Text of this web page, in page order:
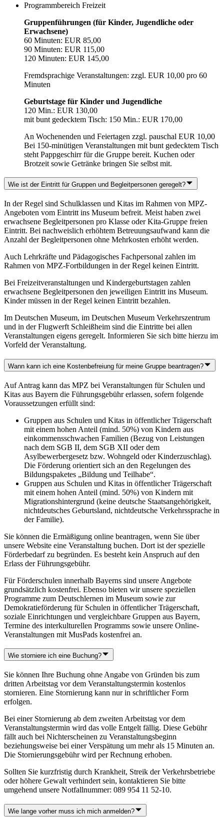
Programmbereich Freizeit
Gruppenführungen (für Kinder, Jugendliche oder
Erwachsene)
60 Minuten: EUR 85,00
90 Minuten: EUR 115,00
120 Minuten: EUR 145,00
Fremdsprachige Veranstaltungen: zzgl. EUR 10,00 pro 60
Minuten
Geburtstage für Kinder und Jugendliche
120 Min.: EUR 130,00
mit bunt gedecktem Tisch: 150 Min.: EUR 170,00
An Wochenenden und Feiertagen zzgl. pauschal EUR 10,00
Bei 150-minütigen Veranstaltungen mit bunt gedecktem Tisch
steht Pappgeschirr für die Gruppe bereit. Kuchen oder
Brotzeit sowie Getränke bringen Sie selbst mit.
Wie ist der Eintritt für Gruppen und Begleitpersonen geregelt?
In der Regel sind Schulklassen und Kitas im Rahmen von MPZ-
Angeboten vom Eintritt ins Museum befreit. Meist haben zwei
erwachsene Begleitpersonen pro Klasse oder Kita-Gruppe freien
Eintritt. Bei nachweislich erhöhtem Betreuungsaufwand kann die
Anzahl der Begleitpersonen ohne Mehrkosten erhöht werden.
Auch Lehrkräfte und Pädagogisches Fachpersonal zahlen im
Rahmen von MPZ-Fortbildungen in der Regel keinen Eintritt.
Bei Freizeitveranstaltungen und Kindergeburtstagen zahlen
erwachsene Begleitpersonen den jeweiligen Eintritt ins Museum.
Kinder müssen in der Regel keinen Eintritt bezahlen.
Im Deutschen Museum, im Deutschen Museum Verkehrszentrum
und in der Flugwerft Schleißheim sind die Eintritte bei allen
Veranstaltungen eigens geregelt. Informieren Sie sich bitte hierzu im
Vorfeld der Veranstaltung.
Wann kann ich eine Kostenbefreiung für meine Gruppe beantragen?
Auf Antrag kann das MPZ bei Veranstaltungen für Schulen und
Kitas aus Bayern die Führungsgebühr erlassen, sofern folgende
Voraussetzungen erfüllt sind:
Gruppen aus Schulen und Kitas in öffentlicher Trägerschaft
mit einem hohen Anteil (mind. 50%) von Kindern aus
einkommensschwachen Familien (Bezug von Leistungen
nach dem SGB II, dem SGB XII oder dem
Asylbewerbergesetz bzw. Wohngeld oder Kinderzuschlag).
Die Förderung orientiert sich an den Regelungen des
Bildungspaketes „Bildung und Teilhabe“.
Gruppen aus Schulen und Kitas in öffentlicher Trägerschaft
mit einem hohen Anteil (mind. 50%) von Kindern mit
Migrationshintergrund (keine deutsche Staatsangehörigkeit,
nichtdeutsches Geburtsland, nichtdeutsche Verkehrssprache in
der Familie).
Sie können die Ermäßigung online beantragen, wenn Sie über
unsere Website eine Veranstaltung buchen. Dort ist der spezielle
Förderbedarf zu begründen. Es besteht kein Anspruch auf den
Erlass der Führungsgebühr.
Für Förderschulen innerhalb Bayerns sind unsere Angebote
grundsätzlich kostenfrei. Ebenso bieten wir unsere speziellen
Programme zum Deutschlernen im Museum sowie zur
Demokratieförderung für Schulen in öffentlicher Trägerschaft,
soziale Einrichtungen und vergleichbare Gruppen aus Bayern,
Termine des interkulturellen Programms sowie unsere Online-
Veranstaltungen mit MusPads kostenfrei an.
Wie storniere ich eine Buchung?
Sie können Ihre Buchung ohne Angabe von Gründen bis zum
dritten Arbeitstag vor dem Veranstaltungstermin kostenlos
stornieren. Eine Stornierung kann nur in schriftlicher Form
erfolgen.
Bei einer Stornierung ab dem zweiten Arbeitstag vor dem
Veranstaltungstermin wird das volle Entgelt fällig. Diese Gebühr
fällt auch bei Nichterscheinen zu Veranstaltungsbeginn
beziehungsweise bei einer Verspätung um mehr als 15 Minuten an.
Die Stornierungsgebühr wird per Rechnung erhoben.
Sollten Sie kurzfristig durch Krankheit, Streik der Verkehrsbetriebe
oder höhere Gewalt verhindert sein, kontaktieren Sie bitte
umgehend unsere Notfallnummer: 089 954 11 52-10.
Wie lange vorher muss ich mich anmelden?